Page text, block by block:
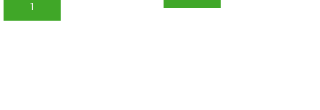
ΠΡΟΣΘΉΚΗ ΣΤΟ ΚΑΛΆΘΙ